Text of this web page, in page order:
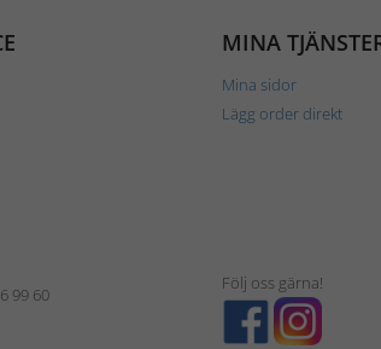
MINA
Mina sidor
Lägg order direkt
99 60
Följ oss gärna!